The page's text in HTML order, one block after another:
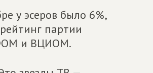
у эсеров было 6%,
партии
ФОМ и ВЦИОМ.